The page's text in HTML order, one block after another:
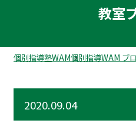
教室
個別指導塾WAM個別指導WAM ブ
2020.09.04